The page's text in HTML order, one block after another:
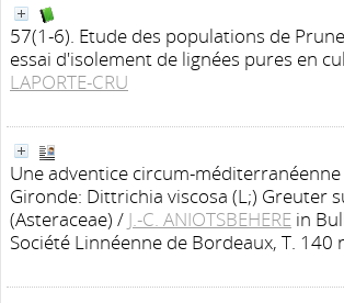
57(1-6). Etude des populations de
essai d'isolement de lignées pures en
LAPORTE-CRU
Une adventice circum-
Gironde: Dittrichia viscosa (L;) Greuter
(Asteraceae) / J.-C. ANIOTSBEHERE in
Société Linnéenne de Bordeaux, T. 140